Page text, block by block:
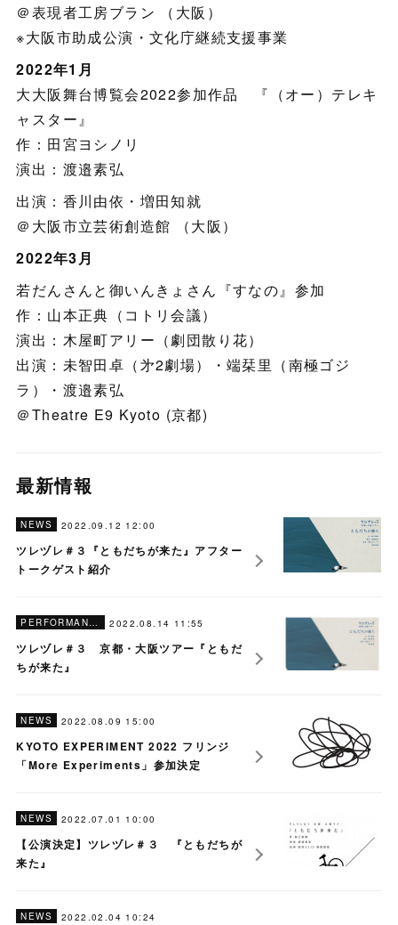
＠表現者工房ブラン （大阪）
※大阪市助成公演・文化庁継続支援事業
2022年1月
大大阪舞台博覧会2022参加作品 『（オー）テレキ
ャスター』
作：田宮ヨシノリ
演出：渡邉素弘
出演：香川由依・増田知就
＠大阪市立芸術創造館 （大阪）
2022年3月
若だんさんと御いんきょさん『すなの』参加
作：山本正典（コトリ会議）
演出：木屋町アリー（劇団散り花）
出演：未智田卓（㐧2劇場）・端栞里（南極ゴジ
ラ）・渡邉素弘
＠Theatre E9 Kyoto (京都)
最新情報
NEWS 2022.09.12 12:00
ツレヅレ＃３『ともだちが来た』アフター
トークゲスト紹介
PERFORMANCES 2022.08.14 11:55
ツレヅレ＃３ 京都・大阪ツアー『ともだ
ちが来た』
NEWS 2022.08.09 15:00
KYOTO EXPERIMENT 2022 フリンジ
「More Experiments」参加決定
NEWS 2022.07.01 10:00
【公演決定】ツレヅレ＃３ 『ともだちが
来た』
NEWS 2022.02.04 10:24